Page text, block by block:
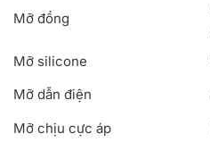
Mỡ đồng
Mỡ silicone
Mỡ dẫn điện
Mỡ chịu cực áp